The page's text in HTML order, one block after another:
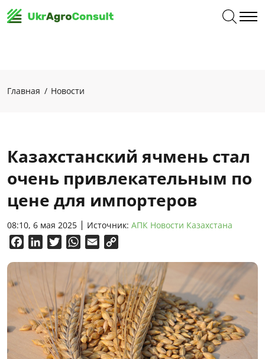
Главная Новости
Казахстанский ячмень стал
очень привлекательным по
цене для импортеров
08:10, 6 мая 2025 Источник: АПК Новости Казахстана
FacebookLinkedInTwitterWhatsApp
Email